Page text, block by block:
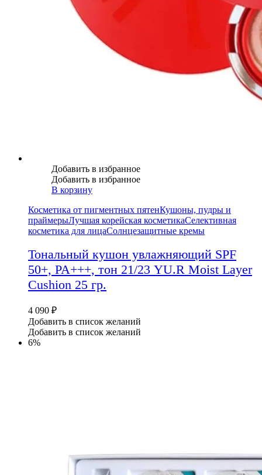
Добавить в избранное
Добавить в избранное
В корзину
Косметика от пигментных пятенКушоны, пудры и
праймерыЛучшая корейская косметикаСелективная
косметика для лицаСолнцезащитные кремы
Тональный кушон увлажняющий SPF
50+, PA+++, тон 21/23 YU.R Moist Layer
Cushion 25 гр.
4 090 ₽
Добавить в список желаний
Добавить в список желаний
6%